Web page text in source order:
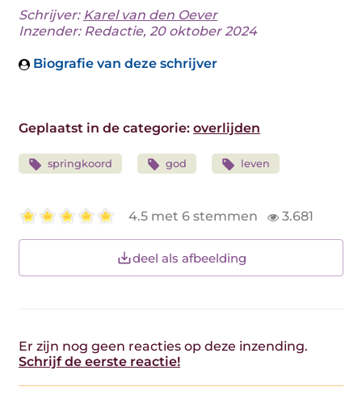
Schrijver: Karel van den Oever
Inzender: Redactie, 20 oktober 2024
Biografie van deze schrijver
Geplaatst in de categorie: overlijden
springkoord god leven
4.5 met 6 stemmen 3.681
deel als afbeelding
Er zijn nog geen reacties op deze inzending.
Schrijf de eerste reactie!